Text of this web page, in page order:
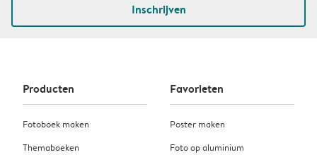
Inschrijven
Producten
Fotoboek maken
Themaboeken
Favorieten
Poster maken
Foto op aluminium